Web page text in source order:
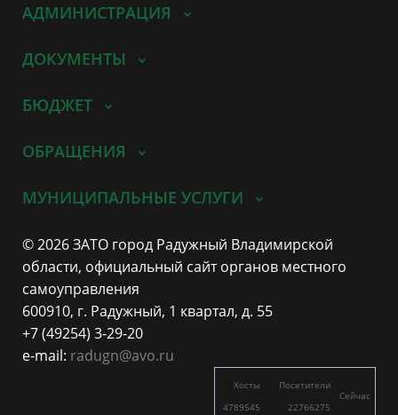
АДМИНИСТРАЦИЯ
ДОКУМЕНТЫ
БЮДЖЕТ
ОБРАЩЕНИЯ
МУНИЦИПАЛЬНЫЕ УСЛУГИ
© 2026 ЗАТО город Радужный Владимирской
области, официальный сайт органов местного
самоуправления
600910, г. Радужный, 1 квартал, д. 55
+7 (49254) 3-29-20
e-mail: radugn@avo.ru
Хосты
4789545
Посетители
22766275
Сейчас